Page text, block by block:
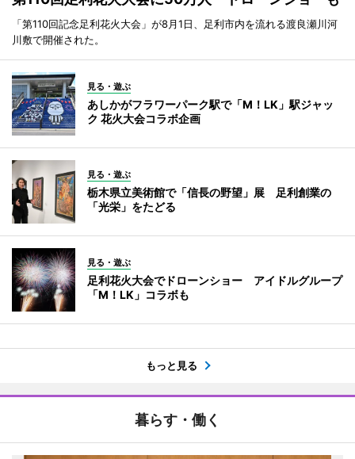
「第110回記念足利花火大会」が8月1日、足利市内を流れる渡良瀬川河
川敷で開催された。
見る・遊ぶ
あしかがフラワーパーク駅で「M！LK」駅ジャッ
ク 花火大会コラボ企画
見る・遊ぶ
栃木県立美術館で「信長の野望」展 足利創業の
「光栄」をたどる
見る・遊ぶ
足利花火大会でドローンショー アイドルグループ
「M！LK」コラボも
もっと見る
暮らす・働く